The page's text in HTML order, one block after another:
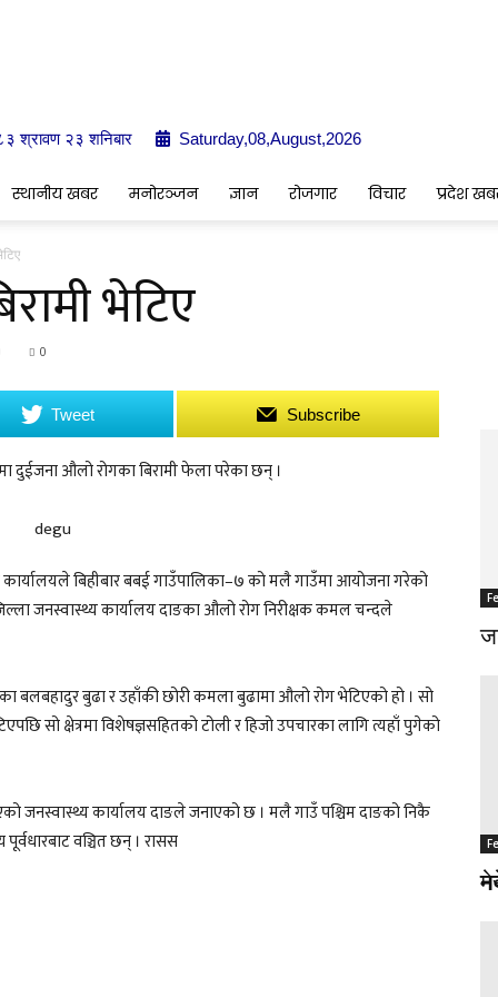
Indrenionline.com
श्रावण २३ शनिबार Saturday,08,August,2026
स्थानीय खबर मनोरञ्जन ज्ञान रोजगार विचार प्रदेश
भेटिए
0
Tweet Subscribe
दुईजना औलो रोगका बिरामी फेला परेका छन् ।
कार्यालयले बिहीबार बबई गाउँपालिका–७ को मलै गाउँमा आयोजना गरेको
जनस्वास्थ्य कार्यालय दाङका औलो रोग निरीक्षक कमल चन्दले
बुढा र उहाँकी छोरी कमला बुढामा औलो रोग भेटिएको हो । सो
सो क्षेत्रमा विशेषज्ञसहितको टोली र हिजो उपचारका लागि त्यहाँ पुगेको
जनस्वास्थ्य कार्यालय दाङले जनाएको छ । मलै गाउँ पश्चिम दाङको निकै
वञ्चित छन् । रासस